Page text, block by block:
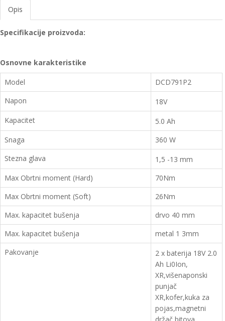
Opis
Specifikacije proizvoda:
Osnovne karakteristike
Model
DCD791P2
Napon
18V
Kapacitet
5.0 Ah
Snaga
360 W
Stezna glava
1,5 -13 mm
Max Obrtni moment (Hard)
70Nm
Max Obrtni moment (Soft)
26Nm
Max. kapacitet bušenja
drvo 40 mm
Max. kapacitet bušenja
metal 1 3mm
Pakovanje
2 x baterija 18V 2.0
Ah Li0Ion,
XR,višenaponski
punjač
XR,kofer,kuka za
pojas,magnetni